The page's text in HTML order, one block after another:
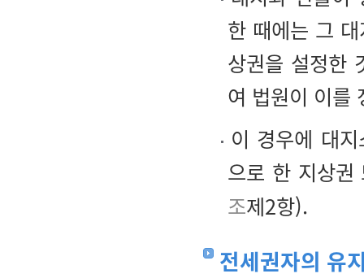
한 때에는 그
상권을 설정한
여 법원이 이를
이 경우에 대
으로 한 지상권
조제2항).
전세권자의 유